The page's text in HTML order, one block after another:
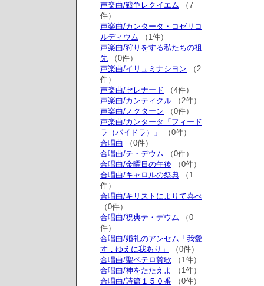
声楽曲/戦争レクイエム （7
件）
声楽曲/カンタータ・コゼリコ
ルディウム （1件）
声楽曲/狩りをする私たちの祖
先 （0件）
声楽曲/イリュミナシヨン （2
件）
声楽曲/セレナード （4件）
声楽曲/カンティクル （2件）
声楽曲/ノクターン （0件）
声楽曲/カンタータ「フィード
ラ（パイドラ）」
（0件）
合唱曲 （0件）
合唱曲/テ・デウム （0件）
合唱曲/金曜日の午後 （0件）
合唱曲/キャロルの祭典 （1
件）
合唱曲/キリストによりて喜べ
（0件）
合唱曲/祝典テ・デウム （0
件）
合唱曲/婚礼のアンセム「我愛
す，ゆえに我あり」
（0件）
合唱曲/聖ペテロ賛歌 （1件）
合唱曲/神をたたえよ
（1件）
合唱曲/詩篇１５０番 （0件）